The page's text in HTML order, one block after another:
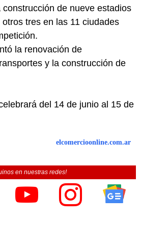
de nueve estadios
tres en las 11 ciudades
la renovación de
y la construcción de
del 14 de junio al 15 de
elcomercioonline.com.ar
en nuestras redes!